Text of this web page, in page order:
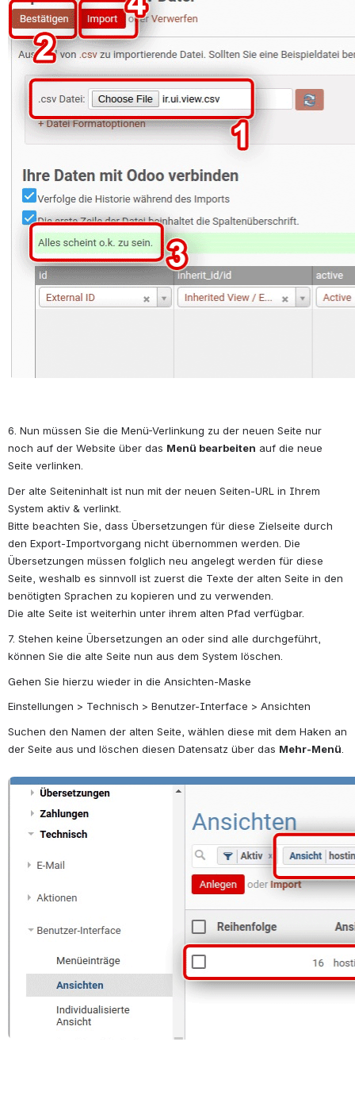
6. Nun müssen Sie die Menü-Verlinkung zu der neuen Seite nur
noch auf der Website über das Menü bearbeiten auf die neue
Seite verlinken.
Der alte Seiteninhalt ist nun mit der neuen Seiten-URL in Ihrem
System aktiv & verlinkt.
Bitte beachten Sie, dass Übersetzungen für diese Zielseite durch
den Export-Importvorgang nicht übernommen werden. Die
Übersetzungen müssen folglich neu angelegt werden für diese
Seite, weshalb es sinnvoll ist zuerst die Texte der alten Seite in den
benötigten Sprachen zu kopieren und zu verwenden.
Die alte Seite ist weiterhin unter ihrem alten Pfad verfügbar.
7. Stehen keine Übersetzungen an oder sind alle durchgeführt,
können Sie die alte Seite nun aus dem System löschen.
Gehen Sie hierzu wieder in die Ansichten-Maske
Einstellungen > Technisch > Benutzer-Interface > Ansichten
Suchen den Namen der alten Seite, wählen diese mit dem Haken an
der Seite aus und löschen diesen Datensatz über das Mehr-Menü
öffnen